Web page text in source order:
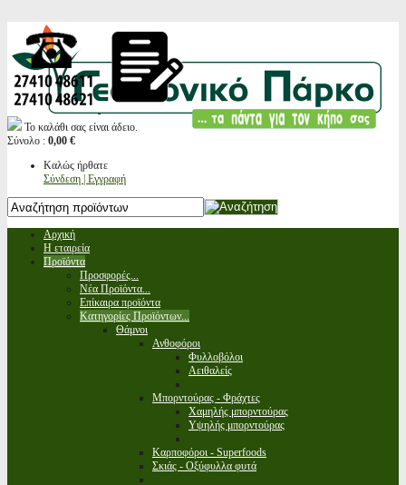
Το καλάθι σας είναι άδειο.
Σύνολο : 0,00 €
Καλώς ήρθατε
Σύνδεση | Εγγραφή
Αρχική
Η εταιρεία
Προϊόντα
Προσφορές...
Νέα Προϊόντα...
Επίκαιρα προϊόντα
Κατηγορίες Προϊόντων...
Θάμνοι
Ανθοφόροι
Φυλλοβόλοι
Αειθαλείς
Μπορντούρας - Φράχτες
Χαμηλής μπορντούρας
Υψηλής μπορντούρας
Καρποφόροι - Superfoods
Σκιάς - Οξύφυλλα φυτά